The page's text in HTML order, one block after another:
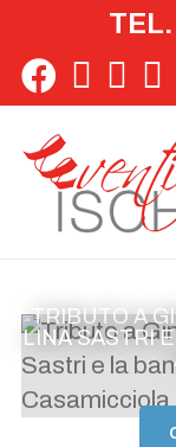
TRIBUTO A
LINA SASTRI